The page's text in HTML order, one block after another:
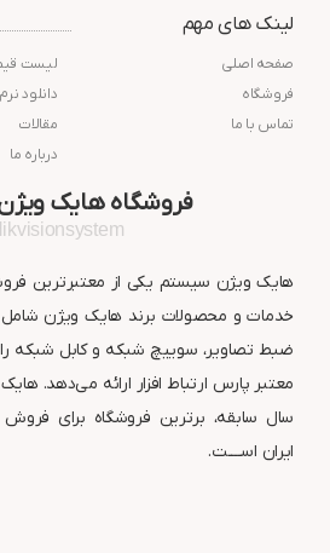
افزارلینک های مهم
صفحه اصلی
فروشگاه
تماس با ما
لیست
دانلود
مقالات
درباره ما
فروشگاه هایک
هایک ویژن سیستم یکی از معتبرترین
خدمات و محصولات برند هایک ویژن شامل
ضبط تصاویر، سوییچ شبکه و کابل شبکه را
سال سابقه، برترین فروشگاه برای
ایران اســــت.